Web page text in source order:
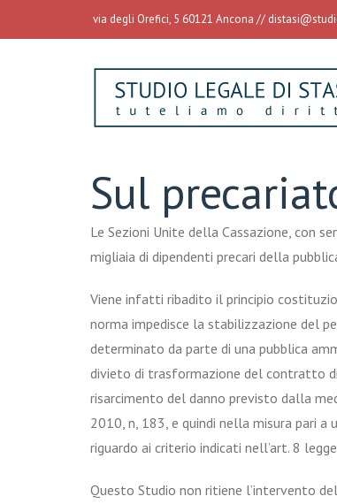
via degli Orefici, 5 60121 Ancona //
Sul
Le Sezioni Unite della Cassazione, con
migliaia di dipendenti precari della
Viene infatti ribadito il principio
norma impedisce la stabilizzazione del
determinato da parte di una pubblica
divieto di trasformazione del contratto
risarcimento del danno previsto dalla
2010, n, 183, e quindi nella misura pari
riguardo ai criterio indicati nell’art. 8
Questo Studio non ritiene l’intervento